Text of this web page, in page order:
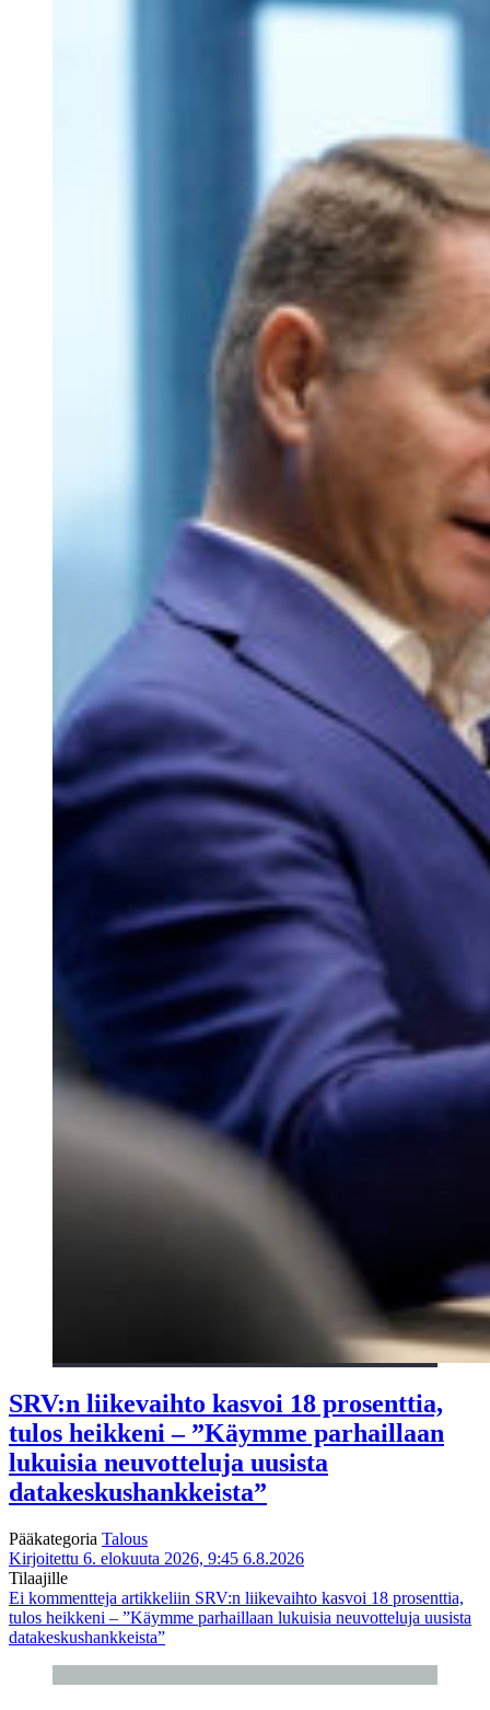
SRV:n liikevaihto kasvoi 18 prosenttia,
tulos heikkeni – ”Käymme parhaillaan
lukuisia neuvotteluja uusista
datakeskushankkeista”
Pääkategoria Talous
Kirjoitettu 6. elokuuta 2026, 9:45 6.8.2026
Tilaajille
Ei kommentteja artikkeliin SRV:n liikevaihto kasvoi 18 prosenttia,
tulos heikkeni – ”Käymme parhaillaan lukuisia neuvotteluja uusista
datakeskushankkeista”